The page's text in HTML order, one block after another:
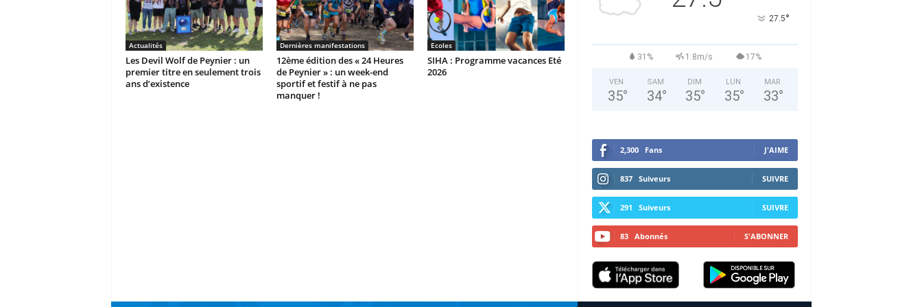
Actualités
Les Devil Wolf de Peynier : un
premier titre en seulement trois
ans d’existence
Dernières manifestations
12ème édition des « 24 Heures
de Peynier » : un week-end
sportif et festif à ne pas
manquer !
Ecoles
SIHA : Programme vacances Eté
2026
27.5°
31% 1.8m/s 17%
VEN
35°
SAM
34°
DIM
35°
LUN
35°
MAR
33°
2,300 Fans J'AIME
837 Suiveurs SUIVRE
291 Suiveurs SUIVRE
83 Abonnés S'ABONNER